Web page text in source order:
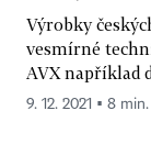
Výrobky
vesmírné
AVX například
9. 12. 2021 ▪ 8